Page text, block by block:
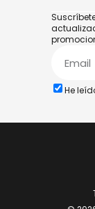
He